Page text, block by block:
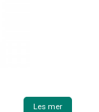
Les mer